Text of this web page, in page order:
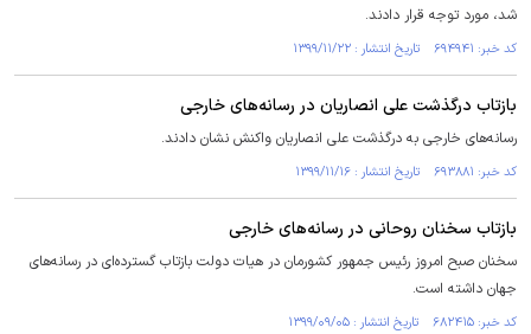
شد، مورد توجه قرار دادند.
کد خبر: ۶۹۴۹۴۱ تاریخ انتشار : ۱۳۹۹/۱۱/۲۲
بازتاب درگذشت علی انصاریان در رسانه‌های خارجی
رسانه‌های خارجی به درگذشت علی انصاریان واکنش نشان دادند.
کد خبر: ۶۹۳۸۸۱ تاریخ انتشار : ۱۳۹۹/۱۱/۱۶
بازتاب سخنان روحانی در رسانه‌های خارجی
سخنان صبح امروز رئیس جمهور کشورمان در هیات دولت بازتاب گسترده‌ای در رسانه‌های
جهان داشته است.
کد خبر: ۶۸۲۴۱۵ تاریخ انتشار : ۱۳۹۹/۰۹/۰۵